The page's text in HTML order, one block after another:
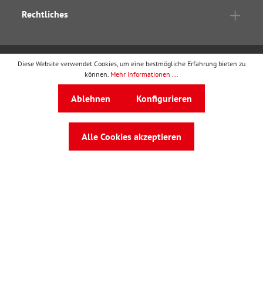
Rechtliches
wbv Publikationist ein Geschäftsbereich von
Auf dem Esch 4 · 33619 Bielefeld · Telefon
service@wbv.de
Folgen Sie uns auf:
Diese Website verwendet Cookies, um eine bestmögliche Erfahrung bieten zu
können. Mehr Informationen ...
Ablehnen Konfigurieren
Alle Cookies akzeptieren